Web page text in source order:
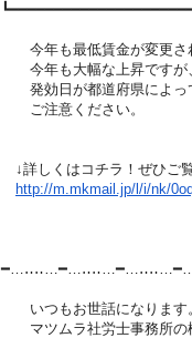
今年も最低賃金が変更さ
今年も大幅な上昇ですが
発効日が都道府県によっ
ご注意ください。
↓詳しくはコチラ！ぜひご
http://m.mkmail.jp/l/i/nk/
いつもお世話になります
マツムラ社労士事務所の